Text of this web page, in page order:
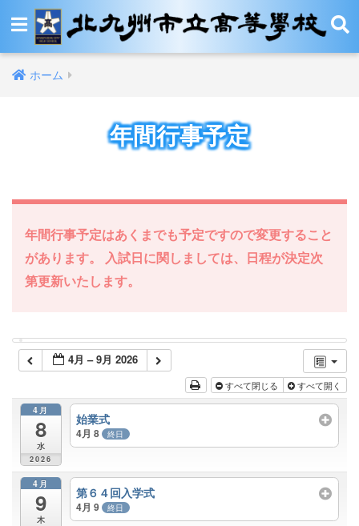
ホーム
年間行事予定
年間行事予定はあくまでも予定ですので変更すること
があります。 入試日に関しましては、日程が決定次
第更新いたします。
4月 – 9月 2026
すべて閉じる すべて開く
4月
8
水
2026
始業式
4月 8 終日
4月
9
木
第６４回入学式
4月 9 終日